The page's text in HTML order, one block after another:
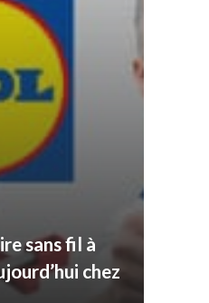
sans fil à
chez